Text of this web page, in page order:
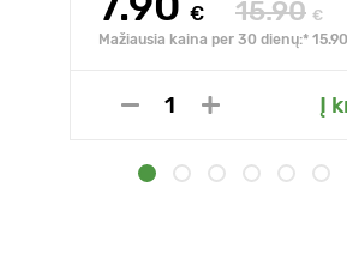
€ 15.90 €
Mažiausia kaina per 30 dienų:*
Į